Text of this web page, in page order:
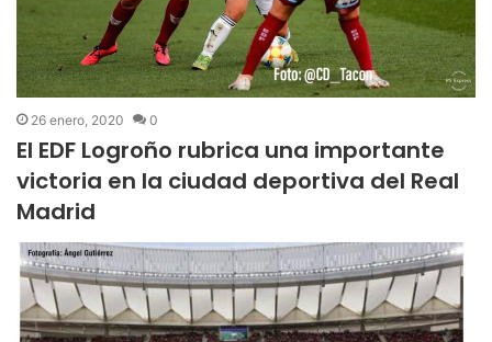
26 enero, 2020 0
El EDF Logroño rubrica una importante
victoria en la ciudad deportiva del Real
Madrid